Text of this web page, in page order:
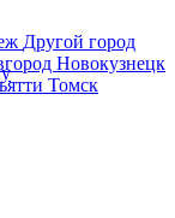
Другой город
Новокузнецк
Томск